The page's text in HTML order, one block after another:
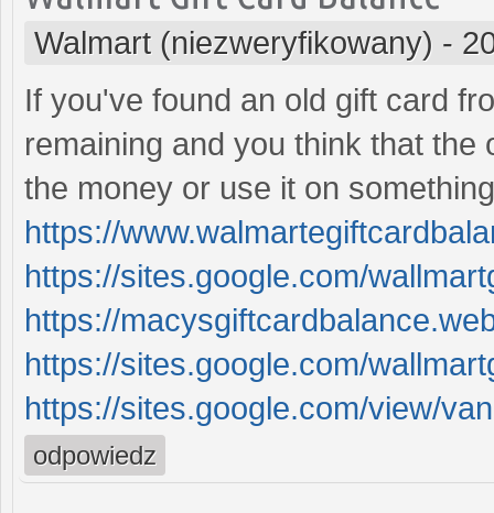
Walmart (niezweryfikowany) -
If you've found an old gift card
remaining and you think that
the money or use it on
https://
https://sites.google.com/
https://
https://sites.google.com/
https://sites.google.com/view/
odpowiedz